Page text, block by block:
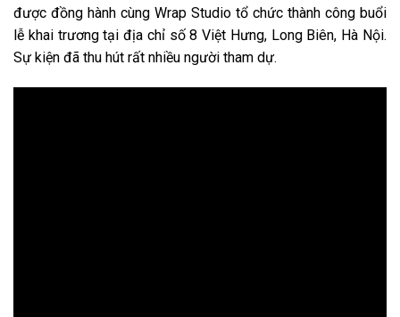
được đồng hành cùng Wrap Studio tổ chức thành công buổi
lễ khai trương tại địa chỉ số 8 Việt Hưng, Long Biên, Hà Nội.
Sự kiện đã thu hút rất nhiều người tham dự.